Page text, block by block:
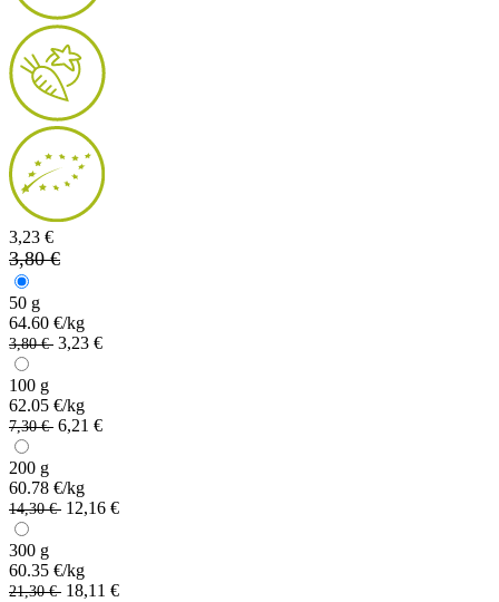
3,23 €
3,80 €
50 g
64.60 €/kg
3,80 € 3,23 €
100 g
62.05 €/kg
7,30 € 6,21 €
200 g
60.78 €/kg
14,30 € 12,16 €
300 g
60.35 €/kg
21,30 € 18,11 €